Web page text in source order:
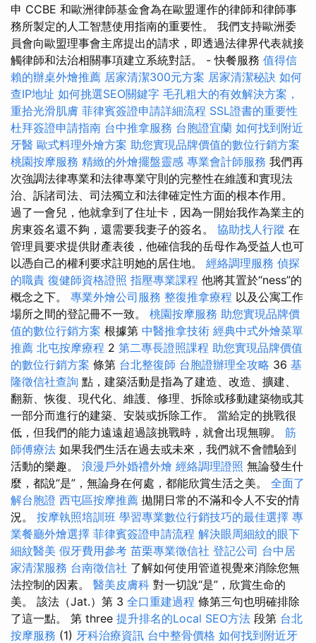
申 CCBE 和歐洲律師基金會為在歐盟運作的律師和律師事
務所製定的人工智慧使用指南的重要性。 我們支持歐洲委
員會向歐盟理事會主席提出的請求，即透過法律界代表就接
觸律師和法治相關事項建立系統對話。 - 快餐服務 值得信
賴的辦桌外燴推薦 居家清潔300元方案 居家清潔秘訣 如何
查IP地址 如何挑選SEO關鍵字 毛孔粗大的有效解決方案，
重拾光滑肌膚 菲律賓簽證申請詳細流程 SSL證書的重要性
杜拜簽證申請指南 台中推拿服務 台胞證宜蘭 如何找到附近
牙醫 歐式料理外燴方案 助您實現品牌價值的數位行銷方案
桃園按摩服務 精緻的外燴擺盤靈感 專業會計師服務 我們再
次強調法律專業和法律專業守則的完整性在維護和實現法
治、訴諸司法、司法獨立和法律確定性方面的根本作用。
過了一會兒，他就拿到了住址卡，因為一開始我作為業主的
房東簽名還不夠，還需要我妻子的簽名。 協助找人行蹤 在
管理員要求提供財產表後，他確信我的岳母作為受益人也可
以憑自己的權利要求註明她的居住地。 經絡調理服務 偵探
的職責 復健師資格證照 指壓專業課程 他將其置於“ness”的
概念之下。 專業外燴公司服務 整復推拿療程 以及公寓工作
場所之間的登記冊不一致。 桃園按摩服務 助您實現品牌價
值的數位行銷方案 根據第 中醫推拿技術 經典中式外燴菜單
推薦 北屯按摩療程 2 第二專長證照課程 助您實現品牌價值
的數位行銷方案 條第 台北整復師 台胞證辦理全攻略 36 基
隆徵信社查詢 點，建築活動是指為了建造、改造、擴建、
翻新、恢復、現代化、維護、修理、拆除或移動建築物或其
一部分而進行的建築、安裝或拆除工作。 當給定的挑戰很
低，但我們的能力遠遠超過該挑戰時，就會出現無聊。 筋
師傅療法 如果我們生活在過去或未來，我們就不會體驗到
活動的樂趣。 浪漫戶外婚禮外燴 經絡調理證照 無論發生什
麼，都說“是”，無論身在何處，都能欣賞生活之美。 全面了
解台胞證 西屯區按摩推薦 拋開日常的不滿和令人不安的情
況。 按摩執照培訓班 學習專業數位行銷技巧的最佳選擇 專
業餐廳外燴選擇 菲律賓簽證申請流程 解決眼周細紋的眼下
細紋醫美 假牙費用參考 苗栗專業徵信社 登記公司 台中居
家清潔服務 台南徵信社 了解如何使用管道視覺來消除您無
法控制的因素。 醫美皮膚科 對一切說“是”，欣賞生命的
美。 該法（Jat.）第 3 全口重建過程 條第三句也明確排除
了這一點。 第 three 提升排名的Local SEO方法 段第 台北
按摩服務 (1) 牙科治療資訊 台中整骨價格 如何找到附近牙